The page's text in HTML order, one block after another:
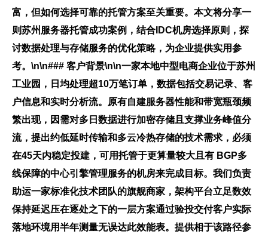
富，但如何选择可靠的托管方案至关重要。本文将分享一
则苏州服务器托管成功案例，结合IDC机房选择原则，探
讨数据处理与存储服务的优化策略，为企业提供实用参
考。\n\n### 客户背景\n\n一家本地中型电商企业位于苏州
工业园，日均处理超10万笔订单，数据包括交易记录、客
户信息和实时分析流。原有自建服务器性能和带宽瓶颈频
繁出现，因需对多日数据进行加密存储且支撑业务峰值分
流，提出约低延时传输和多云冷热存储的技术需求，必须
在45天内稳定投建，可用托管于更算量较大且有 BGP多
线保障的中心引擎管理服务的机房来完成目标。我们负责
助运一家标准化技术团队的旗舰商家，架构平台立足数效
保持延迟压在逐处之下的一层方案通过验投交付客户实际
落地环境用半年测量无误达此效能表。提供相于该路径参